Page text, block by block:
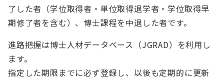
了した者（学位取得者・単位取得退学者・学位取得早
期修了者を含む）、博士課程を中退した者です。
進路把握は博士人材データベース（JGRAD）を利用し
ます。
指定した期限までに必ず登録し、以後も定期的に更新